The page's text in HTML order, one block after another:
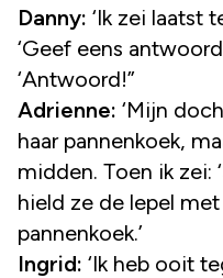
Danny: ‘Ik zei laatst
‘Geef eens
‘Antwoord!”
Adrienne: ‘Mijn
haar pannenkoek,
midden. Toen ik zei:
hield ze de lepel
pannenkoek.’
Ingrid: ‘Ik heb ooit